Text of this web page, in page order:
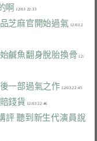
啊 12/03 22:33
芝麻官開始過氣 12/03 2
鹹魚翻身脫胎換骨 12/
一部過氣之作 12/03 22:45
錢貨
評 聽到新生代演員說